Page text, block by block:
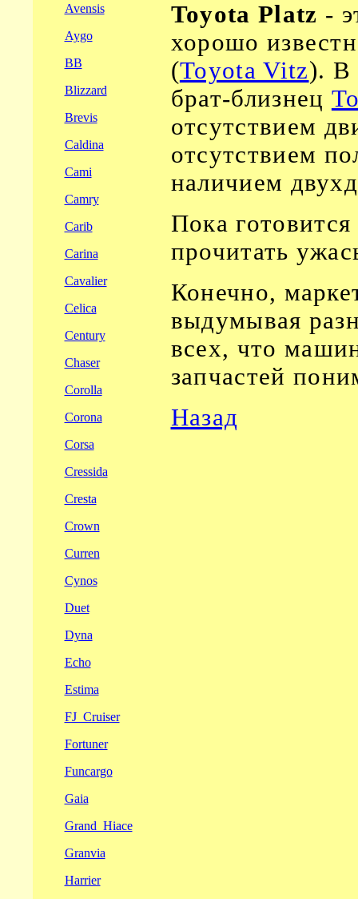
Avensis
Aygo
BB
Blizzard
Brevis
Caldina
Cami
Camry
Carib
Carina
Cavalier
Celica
Century
Chaser
Corolla
Corona
Corsa
Cressida
Cresta
Crown
Curren
Cynos
Duet
Dyna
Echo
Estima
FJ_Cruiser
Fortuner
Funcargo
Gaia
Grand_Hiace
Granvia
Harrier
Toyota Platz -
хорошо
(Toyota Vitz). В
брат-близнец
отсутствием
отсутствием
наличием
Пока
прочитать
Конечно,
выдумывая
всех, что
запчастей
Назад